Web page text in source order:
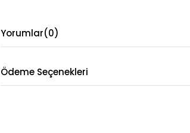
Yorumlar(0)
Ödeme Seçenekleri